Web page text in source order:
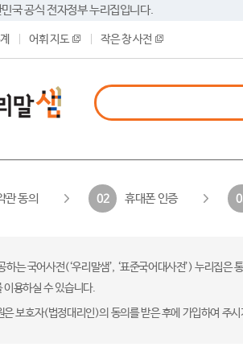
국 공식 전자정부 누리집입니다.
어휘 지도 작은 창 사전
관 동의 02 휴대폰 인증
하는 국어사전(‘우리말샘’, ‘표준국어대사전’) 누리집
이용하실 수 있습니다.
은 보호자(법정대리인)의 동의를 받은 후에 가입하여 주